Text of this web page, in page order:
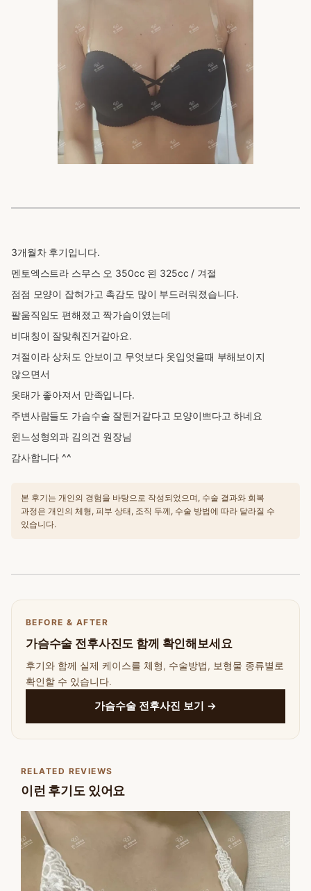
3개월차 후기입니다.
멘토엑스트라 스무스 오 350cc 왼 325cc / 겨절
점점 모양이 잡혀가고 촉감도 많이 부드러워졌습니다.
팔움직임도 편해졌고 짝가슴이였는데
비대칭이 잘맞춰진거같아요.
겨절이라 상처도 안보이고 무엇보다 옷입엇을때 부해보이지
않으면서
옷태가 좋아져서 만족입니다.
주변사람들도 가슴수술 잘된거같다고 모양이쁘다고 하네요
윈느성형외과 김의건 원장님
감사합니다 ^^
본 후기는 개인의 경험을 바탕으로 작성되었으며, 수술 결과와 회복
과정은 개인의 체형, 피부 상태, 조직 두께, 수술 방법에 따라 달라질 수
있습니다.
BEFORE & AFTER
가슴수술 전후사진도 함께 확인해보세요
후기와 함께 실제 케이스를 체형, 수술방법, 보형물 종류별로
확인할 수 있습니다.
가슴수술 전후사진 보기 →
RELATED REVIEWS
이런 후기도 있어요